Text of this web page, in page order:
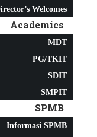
Welcomes
Academics
MDT
PG/TKIT
SDIT
SMPIT
SPMB
Informasi SPMB